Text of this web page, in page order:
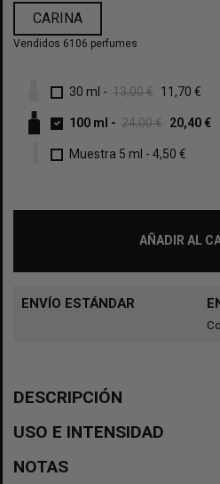
CARINA
Vendidos 6106 perfumes
30 ml - 13,00 € 11,70 €
100 ml - 24,00 € 20,40 €
Muestra 5 ml - 4,50 €
AÑADIR AL
ENVÍO ESTÁNDAR
DESCRIPCIÓN
USO E INTENSIDAD
NOTAS